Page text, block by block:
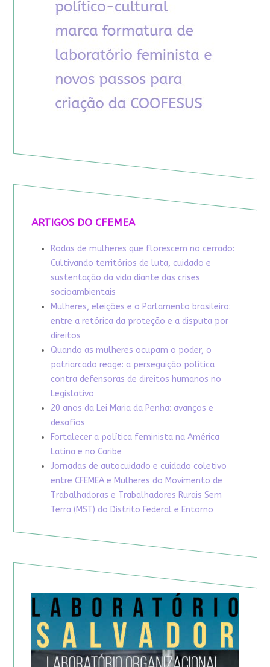
ARTIGOS DO CFEMEA
Rodas de mulheres que florescem no cerrado:
Cultivando territórios de luta, cuidado e
sustentação da vida diante das crises
socioambientais
Mulheres, eleições e o Parlamento brasileiro:
entre a retórica da proteção e a disputa por
direitos
Quando as mulheres ocupam o poder, o
patriarcado reage: a perseguição política
contra defensoras de direitos humanos no
Legislativo
20 anos da Lei Maria da Penha: avanços e
desafios
Fortalecer a política feminista na América
Latina e no Caribe
Jornadas de autocuidado e cuidado coletivo
entre CFEMEA e Mulheres do Movimento de
Trabalhadoras e Trabalhadores Rurais Sem
Terra (MST) do Distrito Federal e Entorno